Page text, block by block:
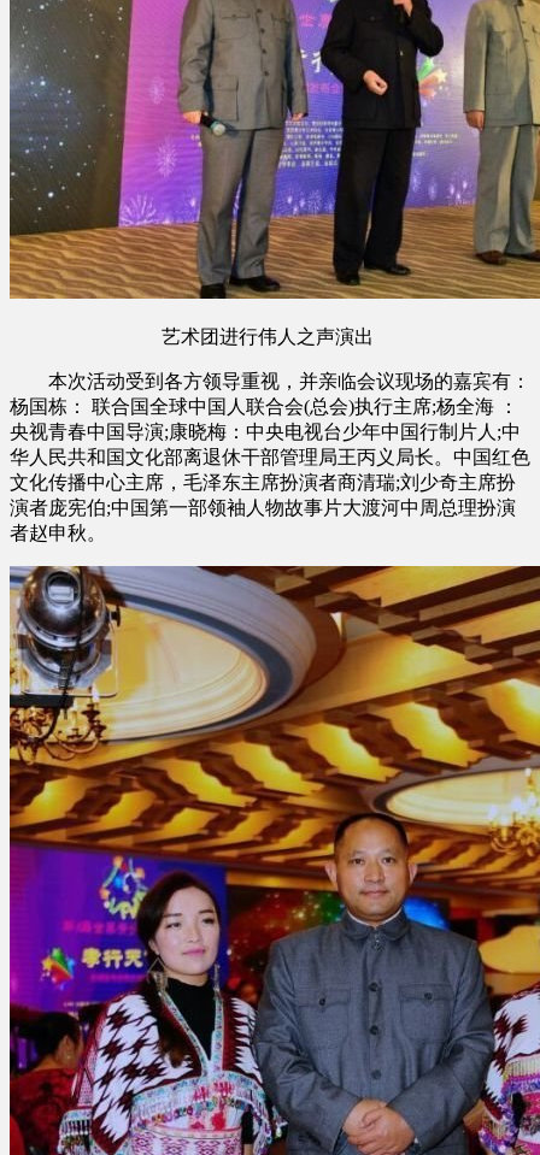
艺术团进行伟人之声演出
本次活动受到各方领导重视，并亲临会议现场的嘉宾有：
杨国栋： 联合国全球中国人联合会(总会)执行主席;杨全海 ：
央视青春中国导演;康晓梅：中央电视台少年中国行制片人;中
华人民共和国文化部离退休干部管理局王丙义局长。中国红色
文化传播中心主席，毛泽东主席扮演者商清瑞;刘少奇主席扮
演者庞宪伯;中国第一部领袖人物故事片大渡河中周总理扮演
者赵申秋。